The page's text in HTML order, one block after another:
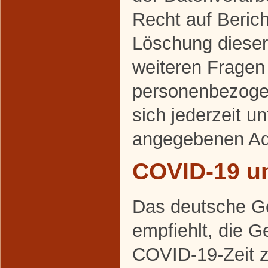
Recht auf
Löschung
weiteren
sich jederzeit
angegebenen
COVID-19
Das deutsche
empfiehlt, die
COVID-19-Zeit